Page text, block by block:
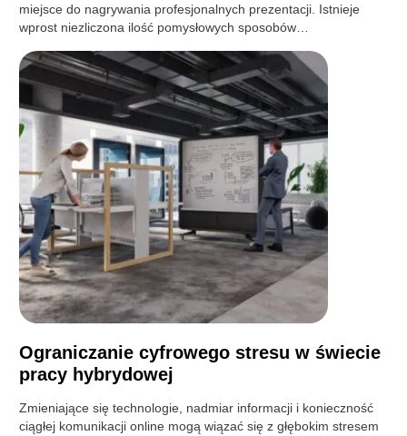
miejsce do nagrywania profesjonalnych prezentacji. Istnieje
wprost niezliczona ilość pomysłowych sposobów…
Ograniczanie cyfrowego stresu w świecie
pracy hybrydowej
Zmieniające się technologie, nadmiar informacji i konieczność
ciągłej komunikacji online mogą wiązać się z głębokim stresem